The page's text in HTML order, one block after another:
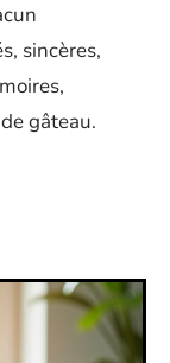
sincères,
gâteau.